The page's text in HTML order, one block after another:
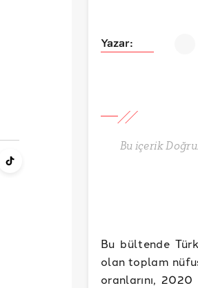
Yazar:
Bu içerik
Bu bültende
olan toplam
oranlarını, 2020